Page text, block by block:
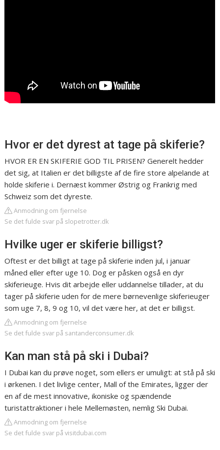
Hvor er det dyrest at tage på skiferie?
HVOR ER EN SKIFERIE GOD TIL PRISEN? Generelt hedder
det sig, at Italien er det billigste af de fire store alpelande at
holde skiferie i. Dernæst kommer Østrig og Frankrig med
Schweiz som det dyreste.
Anmodning om fjernelse
Se det fulde svar på slopetrotter.dk
Hvilke uger er skiferie billigst?
Oftest er det billigt at tage på skiferie inden jul, i januar
måned eller efter uge 10. Dog er påsken også en dyr
skiferieuge. Hvis dit arbejde eller uddannelse tillader, at du
tager på skiferie uden for de mere børnevenlige skiferieuger
som uge 7, 8, 9 og 10, vil det være her, at det er billigst.
Anmodning om fjernelse
Se det fulde svar på santanderconsumer.dk
Kan man stå på ski i Dubai?
I Dubai kan du prøve noget, som ellers er umuligt: at stå på ski
i ørkenen. I det livlige center, Mall of the Emirates, ligger der
en af de mest innovative, ikoniske og spændende
turistattraktioner i hele Mellemøsten, nemlig Ski Dubai.
Anmodning om fjernelse
Se det fulde svar på visitdubai.com